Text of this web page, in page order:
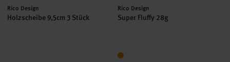
Hersteller:
Rico Design
Holzscheibe 9,5cm 3 Stück
Hersteller:
Rico Design
Super Fluffy 28g